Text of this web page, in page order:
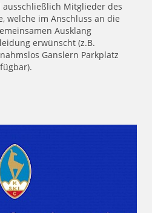
Mitglieder des
welche im Anschluss an die
Ausklang
erwünscht (z.B.
Ganslern Parkplatz